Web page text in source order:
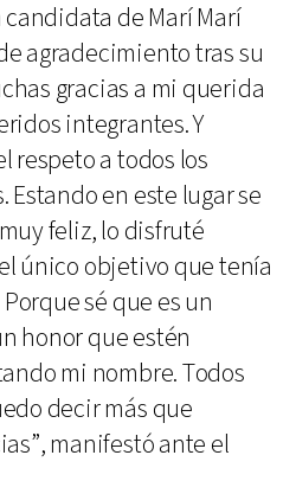
de Marí Marí
agradecimiento tras su
gracias a mi querida
integrantes. Y
respeto a todos los
Estando en este lugar se
feliz, lo disfruté
único objetivo que tenía
sé que es un
honor que estén
mi nombre. Todos
decir más que
manifestó ante el